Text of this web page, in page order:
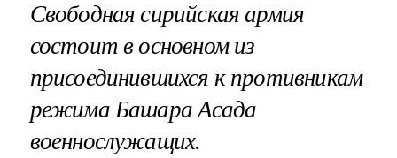
Свободная сирийская армия
состоит в основном из
присоединившихся к противникам
режима Башара Асада
военнослужащих.